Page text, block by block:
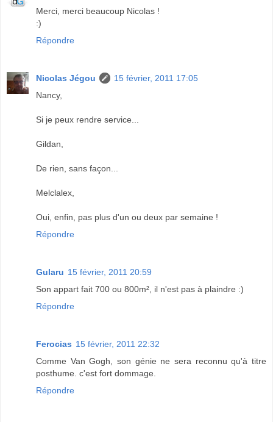
Merci, merci beaucoup Nicolas !
:)
Répondre
Nicolas Jégou
15 février, 2011 17:05
Nancy,
Si je peux rendre service...
Gildan,
De rien, sans façon...
Melclalex,
Oui, enfin, pas plus d'un ou deux par semaine !
Répondre
Gularu 15 février, 2011 20:59
Son appart fait 700 ou 800m², il n'est pas à plaindre :)
Répondre
Ferocias 15 février, 2011 22:32
Comme Van Gogh, son génie ne sera reconnu qu'à titre
posthume. c'est fort dommage.
Répondre